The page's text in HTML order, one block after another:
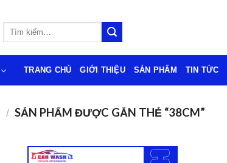
Tìm
TRANG CHỦ GIỚI THIỆU SẢN PHẨM TIN TỨC
/ SẢN PHẨM ĐƯỢC GẮN THẺ “38CM”